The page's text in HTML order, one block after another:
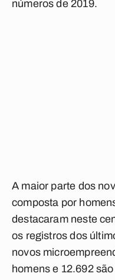
números de 2019.
A maior parte dos
composta por
destacaram neste
os registros dos
novos
homens e 12.692